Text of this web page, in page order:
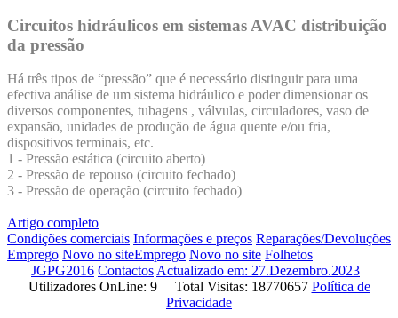
Circuitos hidráulicos em sistemas AVAC distribuição
da pressão
Há três tipos de “pressão” que é necessário distinguir para uma
efectiva análise de um sistema hidráulico e poder dimensionar os
diversos componentes, tubagens , válvulas, circuladores, vaso de
expansão, unidades de produção de água quente e/ou fria,
dispositivos terminais, etc.
1 - Pressão estática (circuito aberto)
2 - Pressão de repouso (circuito fechado)
3 - Pressão de operação (circuito fechado)
Artigo completo
Condições comerciais Informações e preços Reparações/Devoluções
Emprego Novo no siteEmprego Novo no site Folhetos
JGPG2016 ContactosActualizado em: 27.Dezembro.2023
Utilizadores OnLine: 9 Total Visitas: 18770657 Política de
Privacidade